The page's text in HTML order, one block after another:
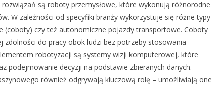
są roboty przemysłowe, które wykonują różnorodne
W zależności od specyfiki branży wykorzystuje się różne typy
(coboty) czy też autonomiczne pojazdy transportowe. Coboty
do pracy obok ludzi bez potrzeby stosowania
robotyzacji są systemy wizji komputerowej, które
podejmowanie decyzji na podstawie zbieranych danych.
również odgrywają kluczową rolę – umożliwiają one